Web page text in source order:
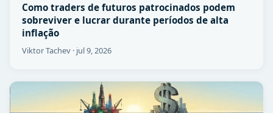
Como traders de futuros patrocinados podem
sobreviver e lucrar durante períodos de alta
inflação
Viktor Tachev · jul 9, 2026